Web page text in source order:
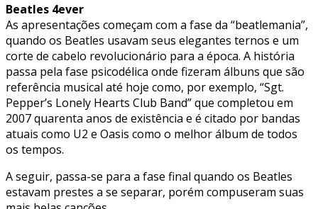
Beatles 4ever
As apresentações começam com a fase da “beatlemania”,
quando os Beatles usavam seus elegantes ternos e um
corte de cabelo revolucionário para a época. A história
passa pela fase psicodélica onde fizeram álbuns que são
referência musical até hoje como, por exemplo, “Sgt.
Pepper’s Lonely Hearts Club Band” que completou em
2007 quarenta anos de existência e é citado por bandas
atuais como U2 e Oasis como o melhor álbum de todos
os tempos.
A seguir, passa-se para a fase final quando os Beatles
estavam prestes a se separar, porém compuseram suas